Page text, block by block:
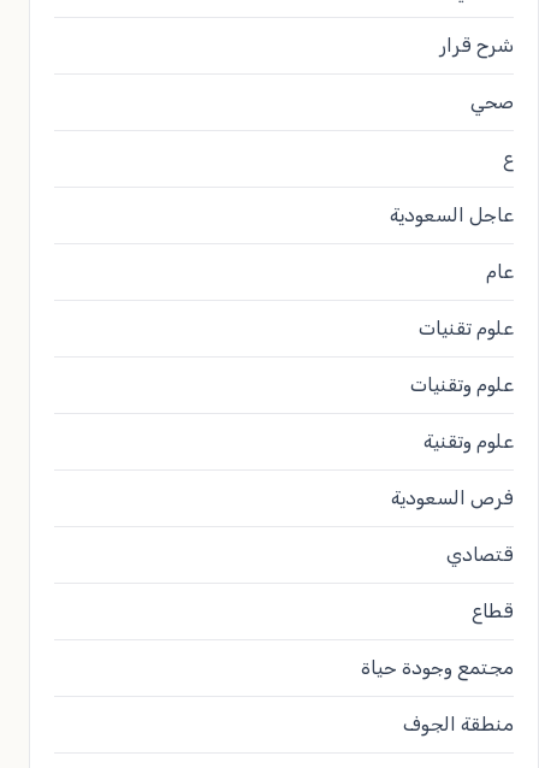
شرح قرار
صحي
ع
عاجل السعودية
عام
علوم تقنيات
علوم وتقنيات
علوم وتقنية
فرص السعودية
قتصادي
قطاع
مجتمع وجودة حياة
منطقة الجوف